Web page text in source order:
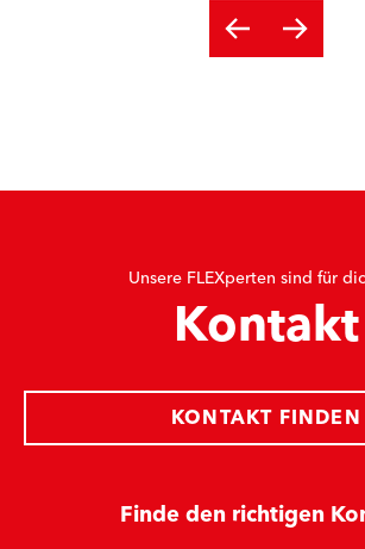
Unsere FLEXperten sind für
Kontakt
Finde den richtigen
KONTAKT FINDEN